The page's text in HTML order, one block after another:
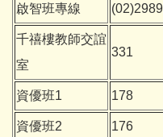
啟智班專線
千禧樓教師交誼
室
331
資優班1 178
資優班2 176